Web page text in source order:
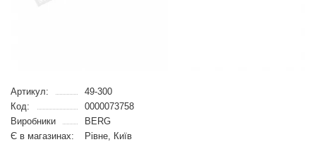
Артикул:
49-300
Код:
0000073758
Виробники
BERG
Є в магазинах:
Рівне, Київ